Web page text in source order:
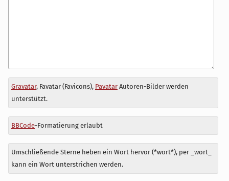
Antwort
zu
Gravatar, Favatar (Favicons), PavatarAutoren-Bilder werden
unterstützt.
BBCode-Formatierung erlaubt
Umschließende Sterne heben ein Wort hervor (*wort*), per _wort_
kann ein Wort unterstrichen werden.